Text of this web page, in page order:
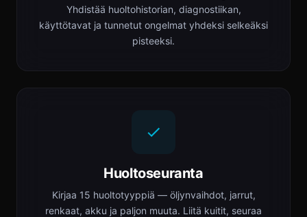
Yhdistää huoltohistorian, diagnostiikan,
käyttötavat ja tunnetut ongelmat yhdeksi selkeäksi
pisteeksi.
Huoltoseuranta
Kirjaa 15 huoltotyyppiä — öljynvaihdot, jarrut,
renkaat, akku ja paljon muuta. Liitä kuitit, seuraa